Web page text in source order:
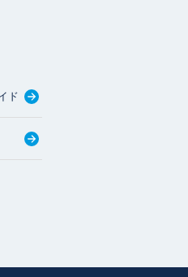
ド